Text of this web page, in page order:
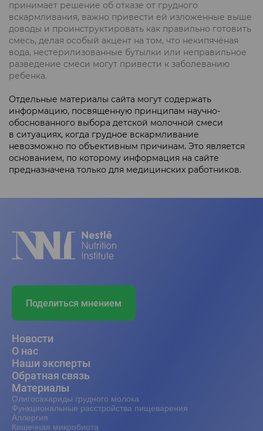
принимает решение об отказе от грудного
вскармливания, важно привести ей изложенные выше
доводы и проинструктировать как правильно готовить
смесь, делая особый акцент на том, что некипячёная
вода, нестерилизованные бутылки или неправильное
разведение смеси могут привести к заболеванию
ребенка.
Отдельные материалы сайта могут содержать
информацию, посвященную принципам научно-
обоснованного выбора детской молочной смеси
в ситуациях, когда грудное вскармливание
невозможно по объективным причинам. Это является
основанием, по которому информация на сайте
предназначена только для медицинских работников.
Поделиться мнением
Новости
О нас
Наши эксперты
Обратная связь
Материалы
Олигосахариды грудного молока
Функциональные расстройства пищеварения
Аллергия
Кишечная микробиота